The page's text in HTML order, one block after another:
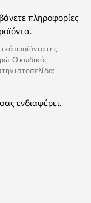
πληροφορίες
προϊόντα της
Ο κωδικός
ιστοσελίδα:
ενδιαφέρει.